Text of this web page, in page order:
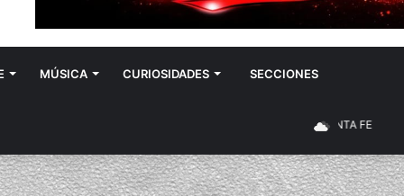
MÚSICA CURIOSIDADES SECCIONES